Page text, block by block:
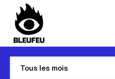
Découvrir BLEUFEU